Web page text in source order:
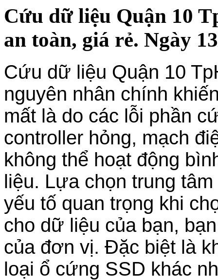
Cứu dữ liệu Quận 10
an toàn, giá rẻ. Ngày
Cứu dữ liệu Quận 10
nguyên nhân chính
mất là do các lỗi phần
controller hỏng, mạch
không thể hoạt động
liệu. Lựa chọn trung
yếu tố quan trọng khi
cho dữ liệu của bạn,
của đơn vị. Đặc biệt là
loại ổ cứng SSD khác